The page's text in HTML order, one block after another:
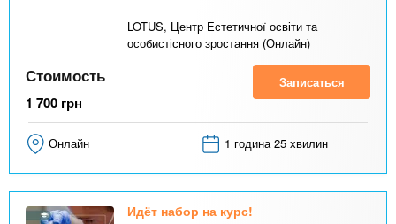
LOTUS, Центр Естетичної освіти та
особистісного зростання (Онлайн)
Стоимость
1 700 грн
Записаться
Онлайн 1 година 25 хвилин
Идёт набор на курс!